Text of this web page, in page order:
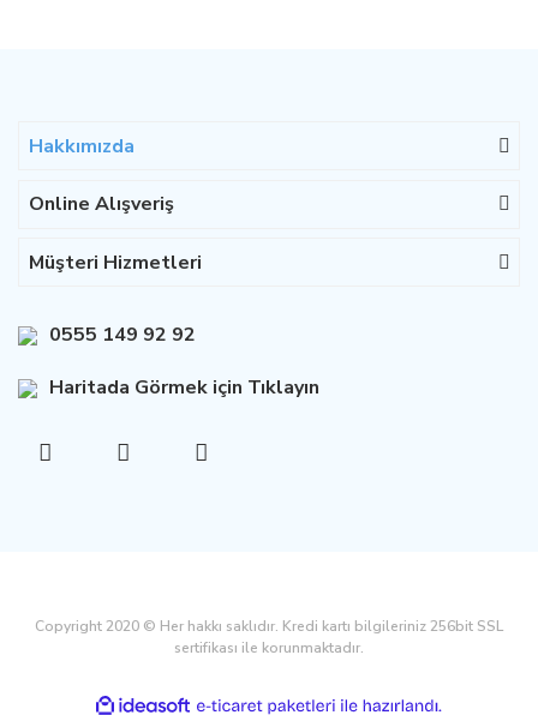
Hakkımızda
Online Alışveriş
Müşteri Hizmetleri
0555 149 92 92
Haritada Görmek için Tıklayın
Copyright 2020 © Her hakkı saklıdır. Kredi kartı bilgileriniz 256bit SSL
sertifikası ile korunmaktadır.
ideasoft e-